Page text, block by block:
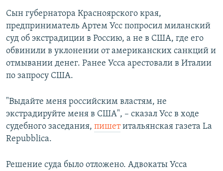
Все сайты РСЕ/РС
Сын губернатора Красноярского края,
предприниматель Артем Усс попросил миланский
суд об экстрадиции в Россию, а не в США, где его
обвинили в уклонении от американских санкций и
отмывании денег. Ранее Усса арестовали в Италии
по запросу США.
"Выдайте меня российским властям, не
экстрадируйте меня в США", – cказал Усс в ходе
судебного заседания, пишетитальянская газета La
Repubblica.
Решение суда было отложено. Адвокаты Усса